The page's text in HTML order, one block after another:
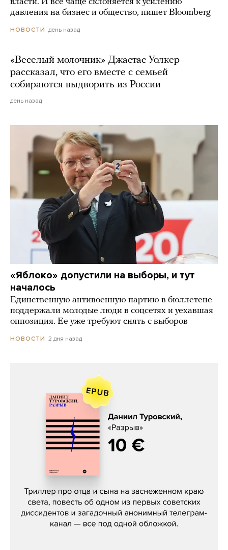
давления на бизнес и общество, пишет Bloomberg
НОВОСТИ день назад
«Веселый молочник» Джастас Уолкер
рассказал, что его вместе с семьей
собираются выдворить из России
день назад
«Яблоко» допустили на выборы, и тут
началось
Единственную антивоенную партию в бюллетене
поддержали молодые люди в соцсетях и уехавшая
оппозиция. Ее уже требуют снять с выборов
НОВОСТИ 2 дня назад
Даниил Туровский, «Разрыв»